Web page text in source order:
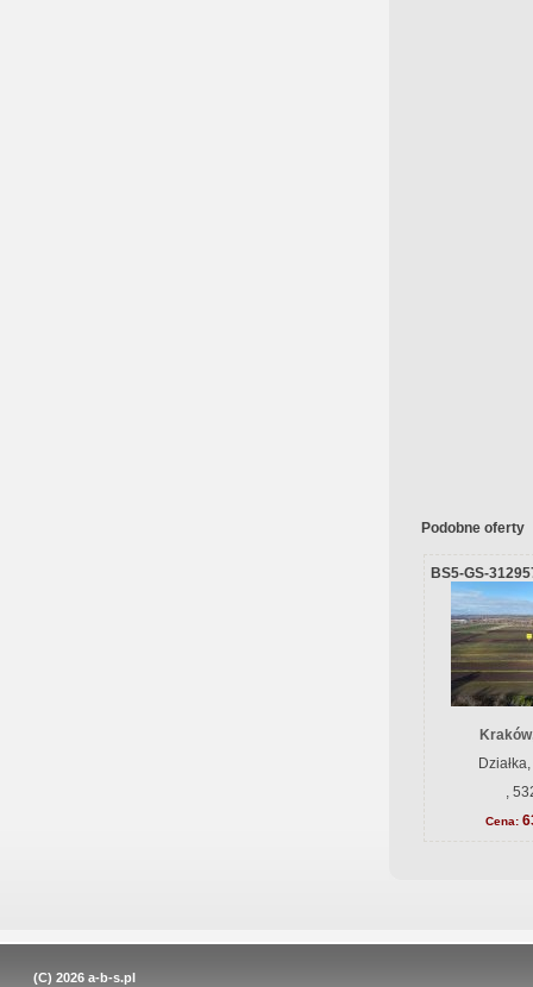
Podobne oferty
BS5-GS-
,
Cena:
(C) 2026 a-b-s.pl